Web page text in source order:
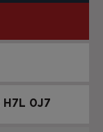
H7L 0J7